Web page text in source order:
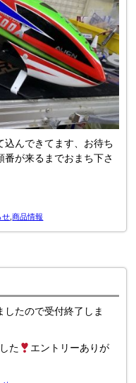
込んできてます、お待ち
番が来るまでおまち下さ
せ,商品情報
したので受付終了しま
た
エントリーありが